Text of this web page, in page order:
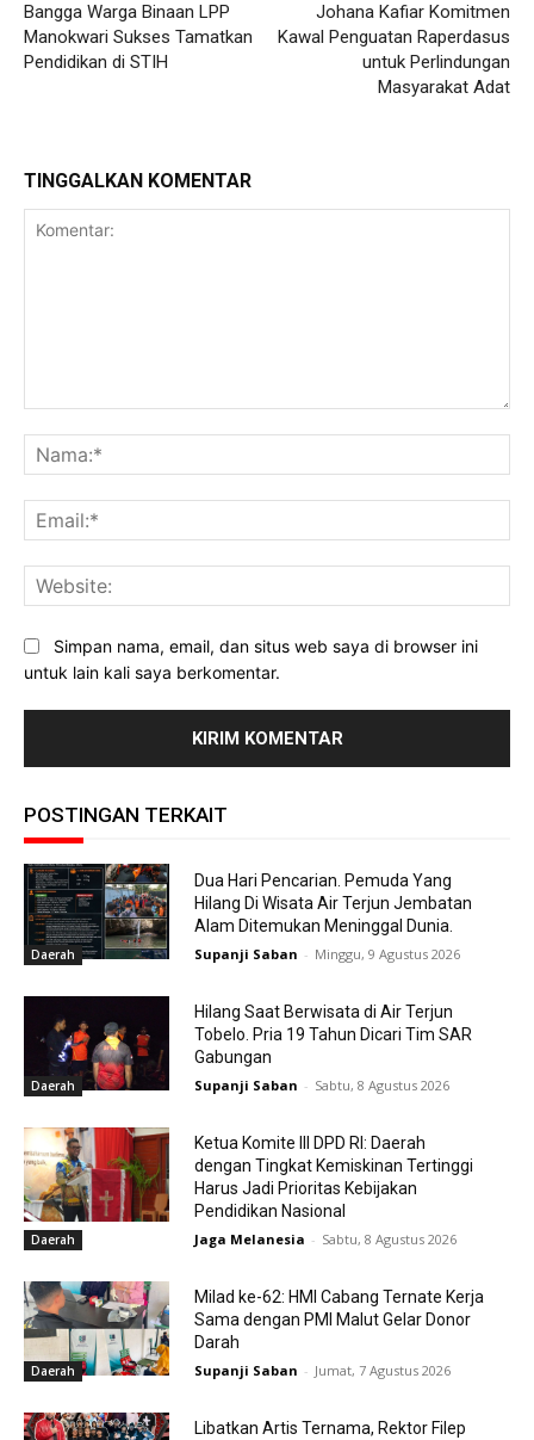
Bangga Warga Binaan LPP
Manokwari Sukses Tamatkan
Pendidikan di STIH
Johana Kafiar Komitmen
Kawal Penguatan Raperdasus
untuk Perlindungan
Masyarakat Adat
TINGGALKAN KOMENTAR
Simpan nama, email, dan situs web saya di browser ini
untuk lain kali saya berkomentar.
POSTINGAN TERKAIT
Daerah
Dua Hari Pencarian. Pemuda Yang
Hilang Di Wisata Air Terjun Jembatan
Alam Ditemukan Meninggal Dunia.
Supanji Saban - Minggu, 9 Agustus 2026
Daerah
Hilang Saat Berwisata di Air Terjun
Tobelo. Pria 19 Tahun Dicari Tim SAR
Gabungan
Supanji Saban - Sabtu, 8 Agustus 2026
Daerah
Ketua Komite III DPD RI: Daerah
dengan Tingkat Kemiskinan Tertinggi
Harus Jadi Prioritas Kebijakan
Pendidikan Nasional
Jaga Melanesia - Sabtu, 8 Agustus 2026
Daerah
Milad ke-62: HMI Cabang Ternate Kerja
Sama dengan PMI Malut Gelar Donor
Darah
Supanji Saban - Jumat, 7 Agustus 2026
Libatkan Artis Ternama, Rektor Filep